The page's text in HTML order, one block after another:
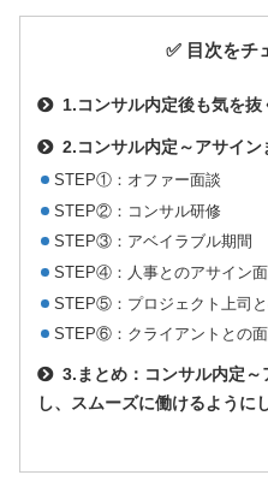
✅ 目次をチ
1.コンサル内定後も気を抜
2.コンサル内定～アサイン
STEP①：オファー面談
STEP②：コンサル研修
STEP③：アベイラブル期間
STEP④：人事とのアサイン
STEP⑤：プロジェクト上司
STEP⑥：クライアントとの
3.まとめ： コンサル内定～
し、スムーズに働けるように